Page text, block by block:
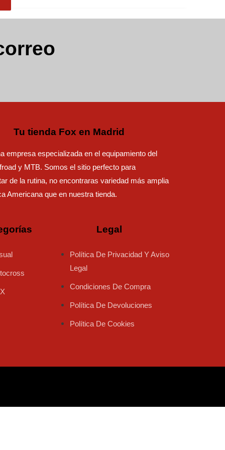
Tu tienda Fox en Madrid
empresa especializada en el equipamiento del
y MTB. Somos el sitio perfecto para
de la rutina, no encontraras variedad más amplia
Americana que en nuestra tienda.
Legal
Política De Privacidad Y Aviso
Legal
Condiciones De Compra
Política De Devoluciones
Política De Cookies